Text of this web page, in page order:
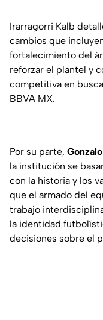
Irarragorri Kalb
cambios que
fortalecimiento del
reforzar el plantel y
competitiva en
BBVA MX.
Por su parte,
la institución se
con la historia y los
que el armado del
trabajo
la identidad
decisiones sobre el